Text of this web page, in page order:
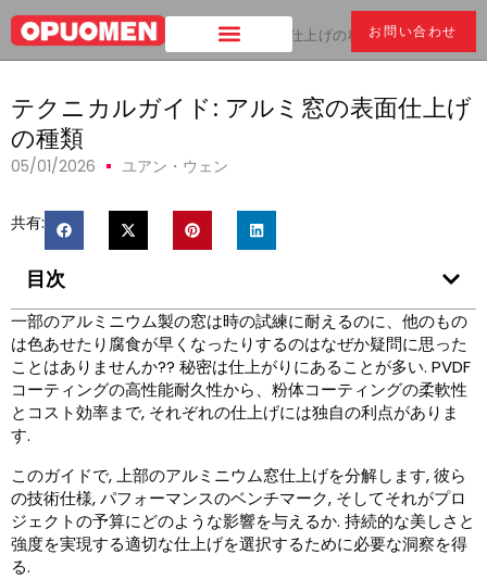
お問い合わせ
家 > テクニカルガイド: アルミ窓の表面仕上げの種類
テクニカルガイド: アルミ窓の表面仕上げ
の種類
05/01/2026 ユアン・ウェン
共有:
目次
一部のアルミニウム製の窓は時の試練に耐えるのに、他のもの
は色あせたり腐食が早くなったりするのはなぜか疑問に思った
ことはありませんか?? 秘密は仕上がりにあることが多い. PVDF
コーティングの高性能耐久性から、粉体コーティングの柔軟性
とコスト効率まで, それぞれの仕上げには独自の利点がありま
す.
このガイドで, 上部のアルミニウム窓仕上げを分解します, 彼ら
の技術仕様, パフォーマンスのベンチマーク, そしてそれがプロ
ジェクトの予算にどのような影響を与えるか. 持続的な美しさと
強度を実現する適切な仕上げを選択するために必要な洞察を得
る.